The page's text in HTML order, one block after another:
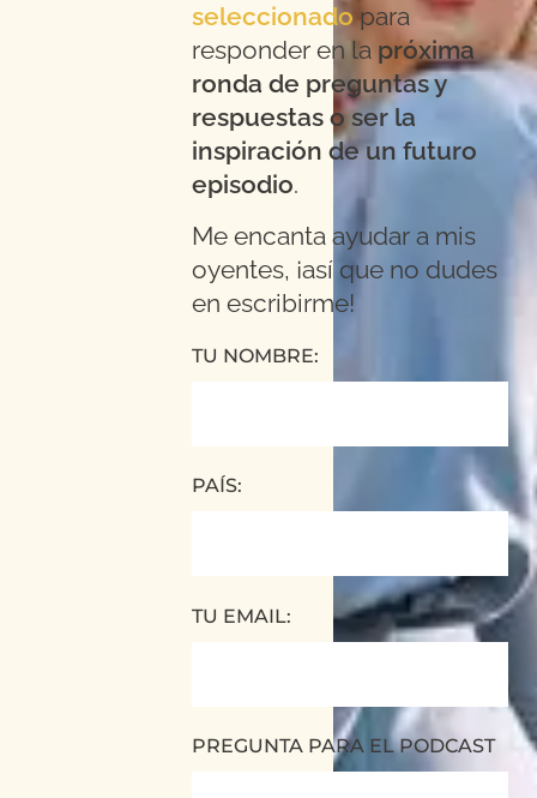
seleccionado para
responder en la próxima
ronda de preguntas y
respuestas o ser la
inspiración de un futuro
episodio.
Me encanta ayudar a mis
oyentes, ¡así que no dudes
en escribirme!
TU NOMBRE:
PAÍS:
TU EMAIL:
PREGUNTA PARA EL PODCAST